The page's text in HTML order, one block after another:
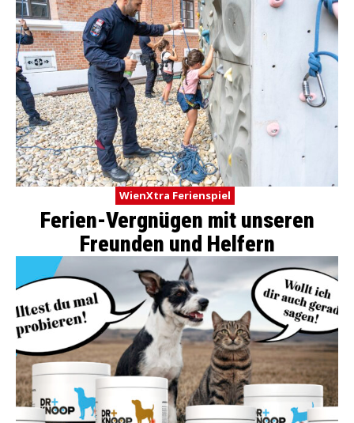
WienXtra Ferienspiel
Ferien-Vergnügen mit unseren
Freunden und Helfern